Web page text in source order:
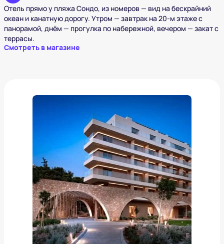
Отель прямо у пляжа Сондо, из номеров — вид на бескрайний
океан и канатную дорогу. Утром — завтрак на 20-м этаже с
панорамой, днём — прогулка по набережной, вечером — закат с
террасы.
Смотреть в магазине
Греция, Анависсос. Vincci Ever Eden 4*
от27 940 ₽
Добавить в вишлист